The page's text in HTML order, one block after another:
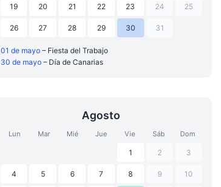
19 20 21 22 23 24 25
26 27 28 29 30 31
01 de mayo – Fiesta del Trabajo
30 de mayo – Día de Canarias
Agosto
Lun Mar Mié Jue Vie Sáb Dom
1 2 3
4 5 6 7 8 9 10